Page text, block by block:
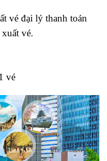
vé đại lý thanh toán
vé.
vé